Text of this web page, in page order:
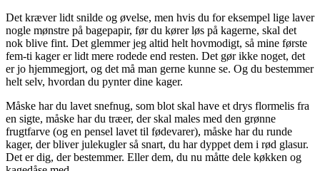
Det kræver lidt snilde og øvelse, men hvis du for eksempel lige laver
nogle mønstre på bagepapir, før du kører løs på kagerne, skal det
nok blive fint. Det glemmer jeg altid helt hovmodigt, så mine første
fem-ti kager er lidt mere rodede end resten. Det gør ikke noget, det
er jo hjemmegjort, og det må man gerne kunne se. Og du bestemmer
helt selv, hvordan du pynter dine kager.
Måske har du lavet snefnug, som blot skal have et drys flormelis fra
en sigte, måske har du træer, der skal males med den grønne
frugtfarve (og en pensel lavet til fødevarer), måske har du runde
kager, der bliver julekugler så snart, du har dyppet dem i rød glasur.
Det er dig, der bestemmer. Eller dem, du nu måtte dele køkken og